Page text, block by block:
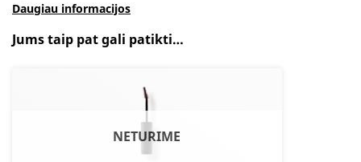
Daugiau informacijos
Jums taip pat gali patikti…
NETURIME